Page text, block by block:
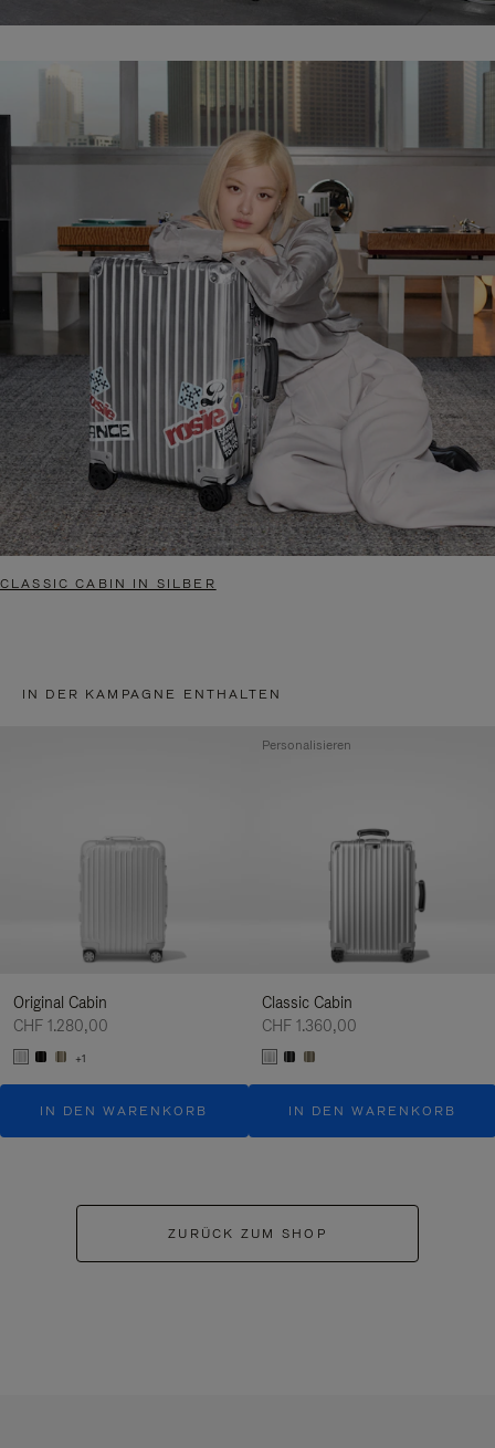
CLASSIC CABIN IN SILBER
IN DER KAMPAGNE ENTHALTEN
Original Cabin
CHF 1.280,00
+1
IN DEN WARENKORB
Classic Cabin
CHF 1.360,00
IN DEN WARENKORB
Personalisieren
ZURÜCK ZUM SHOP